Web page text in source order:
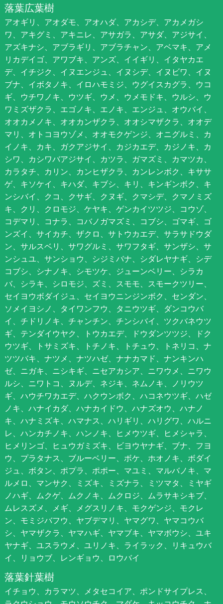
落葉広葉樹
アオギリ、アオダモ、アオハダ、アカシデ、アカメガシ
ワ、アキグミ、アキニレ、アサガラ、アサダ、アジサイ、
アズキナシ、アブラギリ、アブラチャン、アベマキ、アメ
リカデイゴ、アワブキ、アンズ、イイギリ、イタヤカエ
デ、イチジク、イヌエンジュ、イヌシデ、イヌビワ、イヌ
ブナ、イボタノキ、イロハモミジ、ウグイスカグラ、ウコ
ギ、ウチワノキ、ウツギ、ウメ、ウメモドキ、ウルシ、ウ
ワミズザクラ、エゴノキ、エノキ、エンジュ、オウバイ、
オオカメノキ、オオカンザクラ、オオシマザクラ、オオデ
マリ、オトコヨウゾメ、オオモクゲンジ、オニグルミ、カ
イノキ、カキ、ガクアジサイ、カジカエデ、カジノキ、カ
シワ、カシワバアジサイ、カツラ、ガマズミ、カマツカ、
カラタチ、カリン、カンヒザクラ、カンレンボク、キササ
ゲ、キソケイ、キハダ、キブシ、キリ、キンギンボク、キ
ンシバイ、クコ、クサギ、クヌギ、クマシデ、クマノミズ
キ、クリ、クロモジ、ケヤキ、ゲンカイツツジ、コウゾ、
コデマリ、コナラ、コバノガマズミ、コブシ、ゴマギ、ゴ
ンズイ、サイカチ、ザクロ、サトウカエデ、サラサドウダ
ン、サルスベリ、サワグルミ、サワフタギ、サンザシ、サ
ンシュユ、サンショウ、シジミバナ、シダレヤナギ、シデ
コブシ、シナノキ、シモツケ、ジューンベリー、シラカ
バ、シラキ、シロモジ、ズミ、スモモ、スモークツリー、
セイヨウボダイジュ、セイヨウニンジンボク、センダン、
ソメイヨシノ、タイワンフウ、タニウツギ、ダンコウバ
イ、チドリノキ、チャンチン、チンシバイ、ツクバネウツ
ギ、テンダイウヤク、トウカエデ、ドウダンツツジ、ドク
ウツギ、トサミズキ、トチノキ、トチュウ、トネリコ、ナ
ツツバキ、ナツメ、ナツハゼ、ナナカマド、ナンキンハ
ゼ、ニガキ、ニシキギ、ニセアカシア、ニワウメ、ニワウ
ルシ、ニワトコ、ヌルデ、ネジキ、ネムノキ、ノリウツ
ギ、ハウチワカエデ、ハクウンボク、ハコネウツギ、ハゼ
ノキ、ハナイカダ、ハナカイドウ、ハナズオウ、ハナノ
キ、ハナミズキ、ハマナス、ハリギリ、ハリグワ、ハルニ
レ、ハンカチノキ、ハンノキ、ヒメウツギ、ヒメシャラ、
ヒメリンゴ、ヒュウガミズキ、ビヨウヤナギ、ブナ、フヨ
ウ、プラタナス、ブルーベリー、ボケ、ホオノキ、ボダイ
ジュ、ボタン、ポプラ、ポポー、マユミ、マルバノキ、マ
ルメロ、マンサク、ミズキ、ミズナラ、ミツマタ、ミヤギ
ノハギ、ムクゲ、ムクノキ、ムクロジ、ムラサキシキブ、
ムレスズメ、メギ、メグスリノキ、モクゲンジ、モクレ
ン、モミジバフウ、ヤブデマリ、ヤマグワ、ヤマコウバ
シ、ヤマザクラ、ヤマハギ、ヤマブキ、ヤマボウシ、ユキ
ヤナギ、ユスラウメ、ユリノキ、ライラック、リキュウバ
イ、リョウブ、レンギョウ、ロウバイ
落葉針葉樹
イチョウ、カラマツ、メタセコイア、ポンドサイプレス、